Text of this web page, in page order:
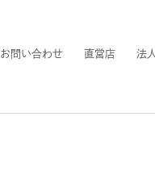
お問い合わせ 直営店 法